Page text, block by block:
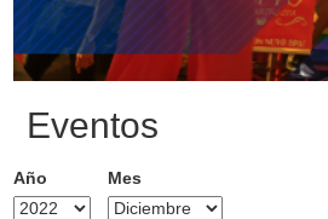
Eventos
Año Mes